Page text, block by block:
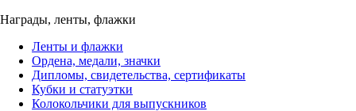
Награды, ленты, флажки
Ленты и флажки
Ордена, медали, значки
Дипломы, свидетельства, сертификаты
Кубки и статуэтки
Колокольчики для выпускников